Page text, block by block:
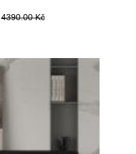
4390.00 Kč